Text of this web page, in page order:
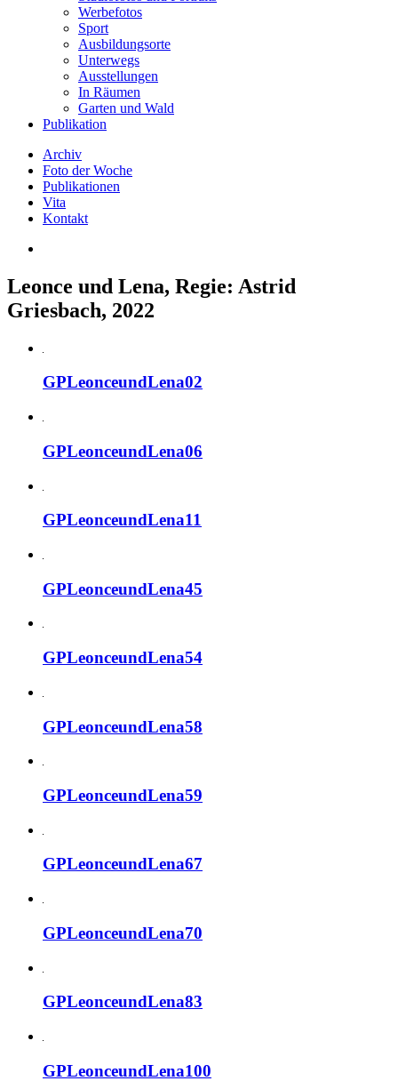
Werbefotos
Sport
Ausbildungsorte
Unterwegs
Ausstellungen
In Räumen
Garten und Wald
Publikation
Archiv
Foto der Woche
Publikationen
Vita
Kontakt
Leonce und Lena, Regie: Astrid
Griesbach, 2022
GPLeonceundLena02
GPLeonceundLena06
GPLeonceundLena11
GPLeonceundLena45
GPLeonceundLena54
GPLeonceundLena58
GPLeonceundLena59
GPLeonceundLena67
GPLeonceundLena70
GPLeonceundLena83
GPLeonceundLena100